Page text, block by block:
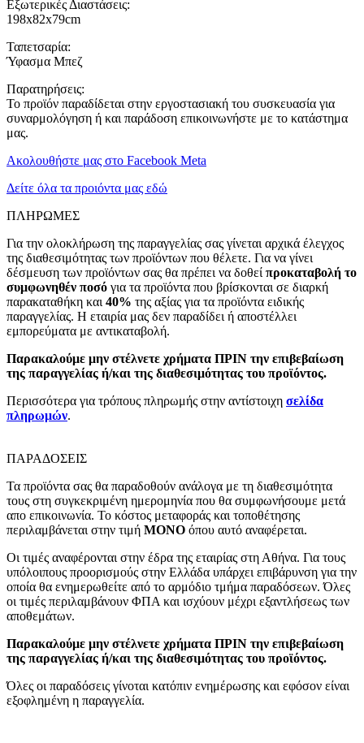
Εξωτερικές Διαστάσεις:
198x82x79cm
Ταπετσαρία:
Ύφασμα Μπεζ
Παρατηρήσεις:
Το προϊόν παραδίδεται στην εργοστασιακή του συσκευασία για
συναρμολόγηση ή και παράδοση επικοινωνήστε με το κατάστημα
μας.
Ακολουθήστε μας στο Facebook Meta
Δείτε όλα τα προιόντα μας εδώ
ΠΛΗΡΩΜΕΣ
Για την ολοκλήρωση της παραγγελίας σας γίνεται αρχικά έλεγχος
της διαθεσιμότητας των προϊόντων που θέλετε. Για να γίνει
δέσμευση των προϊόντων σας θα πρέπει να δοθείπροκαταβολή το
συμφωνηθέν ποσό για τα προϊόντα που βρίσκονται σε διαρκή
παρακαταθήκη και40% της αξίας για τα προϊόντα ειδικής
παραγγελίας. Η εταιρία μας δεν παραδίδει ή αποστέλλει
εμπορεύματα με αντικαταβολή.
Παρακαλούμε μην στέλνετε χρήματα ΠΡΙΝ την επιβεβαίωση
της παραγγελίας ή/και της διαθεσιμότητας του προϊόντος.
Περισσότερα για τρόπους πληρωμής στην αντίστοιχη σελίδα
πληρωμών.
ΠΑΡΑΔΟΣΕΙΣ
Τα προϊόντα σας θα παραδοθούν ανάλογα με τη διαθεσιμότητα
τους στη συγκεκριμένη ημερομηνία που θα συμφωνήσουμε μετά
απο επικοινωνία. Το κόστος μεταφοράς και τοποθέτησης
περιλαμβάνεται στην τιμή MONO όπου αυτό αναφέρεται.
Οι τιμές αναφέρονται στην έδρα της εταιρίας στη Αθήνα. Για τους
υπόλοιπους προορισμούς στην Ελλάδα υπάρχει επιβάρυνση για την
οποία θα ενημερωθείτε από το αρμόδιο τμήμα παραδόσεων. Όλες
οι τιμές περιλαμβάνουν ΦΠΑ και ισχύουν μέχρι εξαντλήσεως των
αποθεμάτων.
Παρακαλούμε μην στέλνετε χρήματα ΠΡΙΝ την επιβεβαίωση
της παραγγελίας ή/και της διαθεσιμότητας του προϊόντος.
Όλες οι παραδόσεις γίνοται κατόπιν ενημέρωσης και εφόσον είναι
εξοφλημένη η παραγγελία.